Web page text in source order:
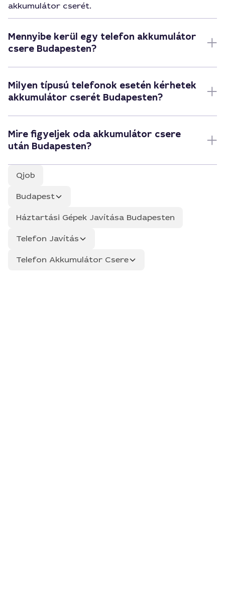
akkumulátor cserét.
Mennyibe kerül egy telefon akkumulátor
csere Budapesten?
Milyen típusú telefonok esetén kérhetek
akkumulátor cserét Budapesten?
Mire figyeljek oda akkumulátor csere
után Budapesten?
Qjob
Budapest
Háztartási Gépek Javítása Budapesten
Telefon Javítás
Telefon Akkumulátor Csere